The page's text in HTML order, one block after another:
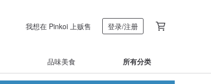
我想在 Pinkoi 上贩售 登录/注册
品味美食 所有分类